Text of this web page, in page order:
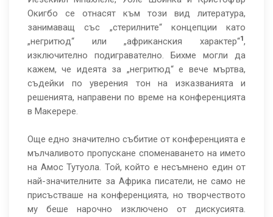
Окигбо се отнасят към този вид литература,
занимаващ със „стерилните“ концепции като
„негритюд“ или „африканския характер“1,
изключително подигравателно. Бихме могли да
кажем, че идеята за „негритюд“ е вече мъртва,
съдейки по уверения тон на изказванията и
решенията, направени по време на конференцията
в Макерере.
Още едно значително събитие от конференцията е
мълчаливото пропускане споменаването на името
на Амос Тутуола. Той, който е несъмнено един от
най-значителните за Африка писатели, не само не
присъстваше на конференцията, но творчеството
му беше нарочно изключено от дискусията.